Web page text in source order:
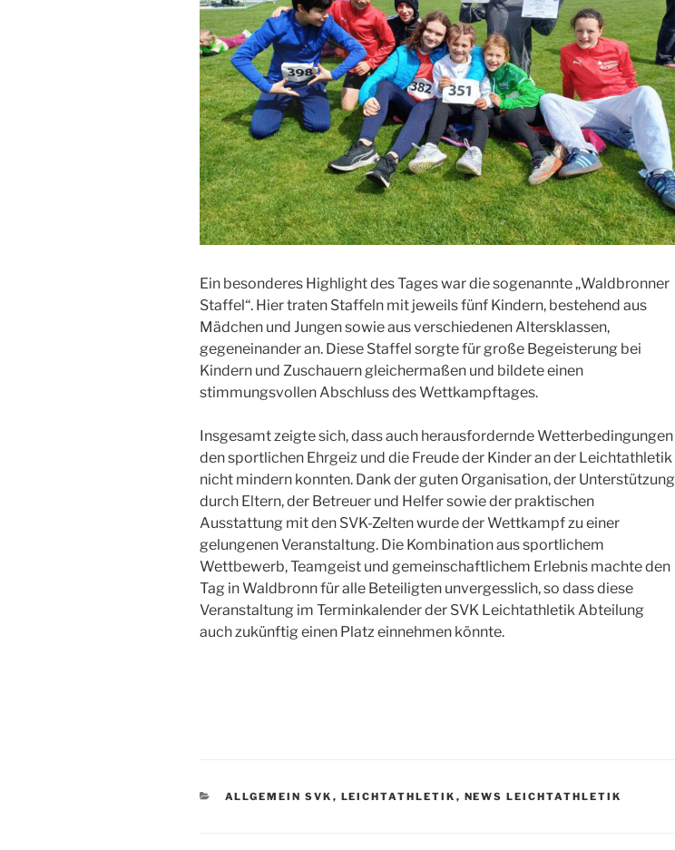
Ein besonderes Highlight des Tages war die sogenannte „Waldbronner
Staffel“. Hier traten Staffeln mit jeweils fünf Kindern, bestehend aus
Mädchen und Jungen sowie aus verschiedenen Altersklassen,
gegeneinander an. Diese Staffel sorgte für große Begeisterung bei
Kindern und Zuschauern gleichermaßen und bildete einen
stimmungsvollen Abschluss des Wettkampftages.
Insgesamt zeigte sich, dass auch herausfordernde Wetterbedingungen
den sportlichen Ehrgeiz und die Freude der Kinder an der Leichtathletik
nicht mindern konnten. Dank der guten Organisation, der Unterstützung
durch Eltern, der Betreuer und Helfer sowie der praktischen
Ausstattung mit den SVK-Zelten wurde der Wettkampf zu einer
gelungenen Veranstaltung. Die Kombination aus sportlichem
Wettbewerb, Teamgeist und gemeinschaftlichem Erlebnis machte den
Tag in Waldbronn für alle Beteiligten unvergesslich, so dass diese
Veranstaltung im Terminkalender der SVK Leichtathletik Abteilung
auch zukünftig einen Platz einnehmen könnte.
KATEGORIEN
ALLGEMEIN SVK , LEICHTATHLETIK , NEWS LEICHTATHLETIK